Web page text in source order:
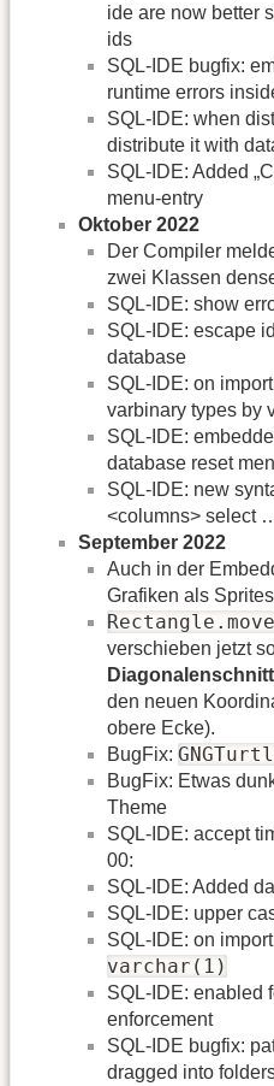
ide are now better
ids
SQL-IDE bugfix:
runtime errors
SQL-IDE: when
distribute it with
SQL-IDE: Added
menu-entry
Oktober 2022
Der Compiler
zwei Klassen
SQL-IDE: show
SQL-IDE: escape
database
SQL-IDE: on
varbinary types by
SQL-IDE:
database reset
SQL-IDE: new
<columns> select
September 2022
Auch in der
Grafiken als
verschieben jetzt
den neuen
obere Ecke).
BugFix:
BugFix: Etwas
Theme
SQL-IDE: accept
00:
SQL-IDE: Added
SQL-IDE: upper
SQL-IDE: on
varchar(1)
SQL-IDE: enabled
enforcement
SQL-IDE bugfix:
dragged into